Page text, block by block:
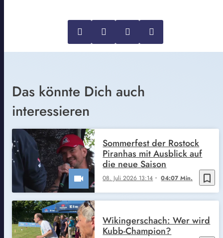
Das könnte Dich auch
interessieren
bookmark_border
08. Juli 2026 13:14 04:07 Min.
Sommerfest der Rostock
Piranhas mit Ausblick auf
die neue Saison
Wikingerschach: Wer wird
Kubb-Champion?